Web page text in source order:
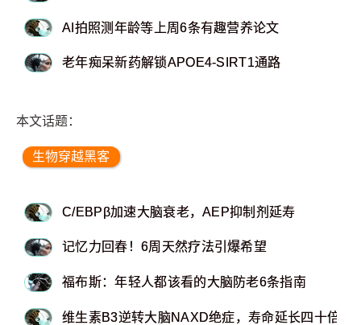
AI拍照测年龄等上周6条有趣营养论文
老年痴呆新药解锁APOE4-SIRT1通路
本文话题：
生物穿越黑客
C/EBPβ加速大脑衰老，AEP抑制剂延寿
记忆力回春！6周天然疗法引爆希望
福布斯：年轻人都该看的大脑防老6条指南
维生素B3逆转大脑NAXD绝症，寿命延长四十倍